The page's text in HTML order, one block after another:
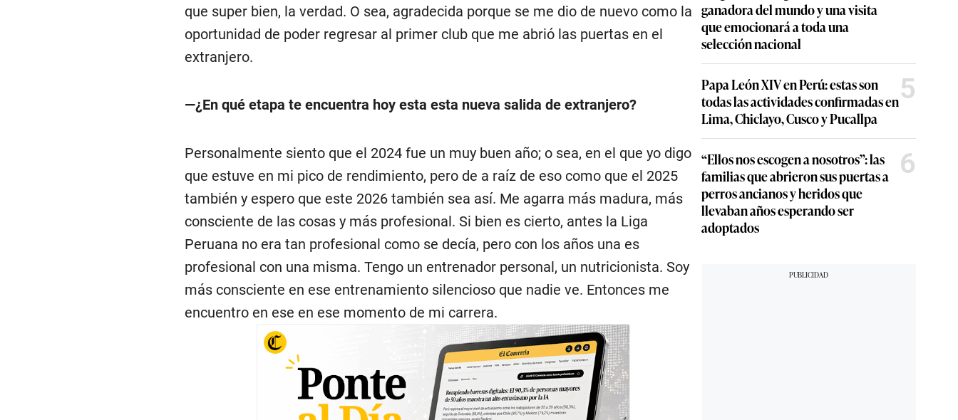
que super bien, la verdad. O sea, agradecida porque se me dio de nuevo como la
oportunidad de poder regresar al primer club que me abrió las puertas en el
extranjero.
—¿En qué etapa te encuentra hoy esta esta nueva salida de extranjero?
Personalmente siento que el 2024 fue un muy buen año; o sea, en el que yo digo
que estuve en mi pico de rendimiento, pero de a raíz de eso como que el 2025
también y espero que este 2026 también sea así. Me agarra más madura, más
consciente de las cosas y más profesional. Si bien es cierto, antes la Liga
Peruana no era tan profesional como se decía, pero con los años una es
profesional con una misma. Tengo un entrenador personal, un nutricionista. Soy
más consciente en ese entrenamiento silencioso que nadie ve. Entonces me
encuentro en ese en ese momento de mi carrera.
ganadora del mundo y una visita
que emocionará a toda una
selección nacional
Papa León XIV en Perú: estas son
todas las actividades confirmadas en
Lima, Chiclayo, Cusco y Pucallpa
5
“Ellos nos escogen a nosotros”: las
familias que abrieron sus puertas a
perros ancianos y heridos que
llevaban años esperando ser
adoptados
6